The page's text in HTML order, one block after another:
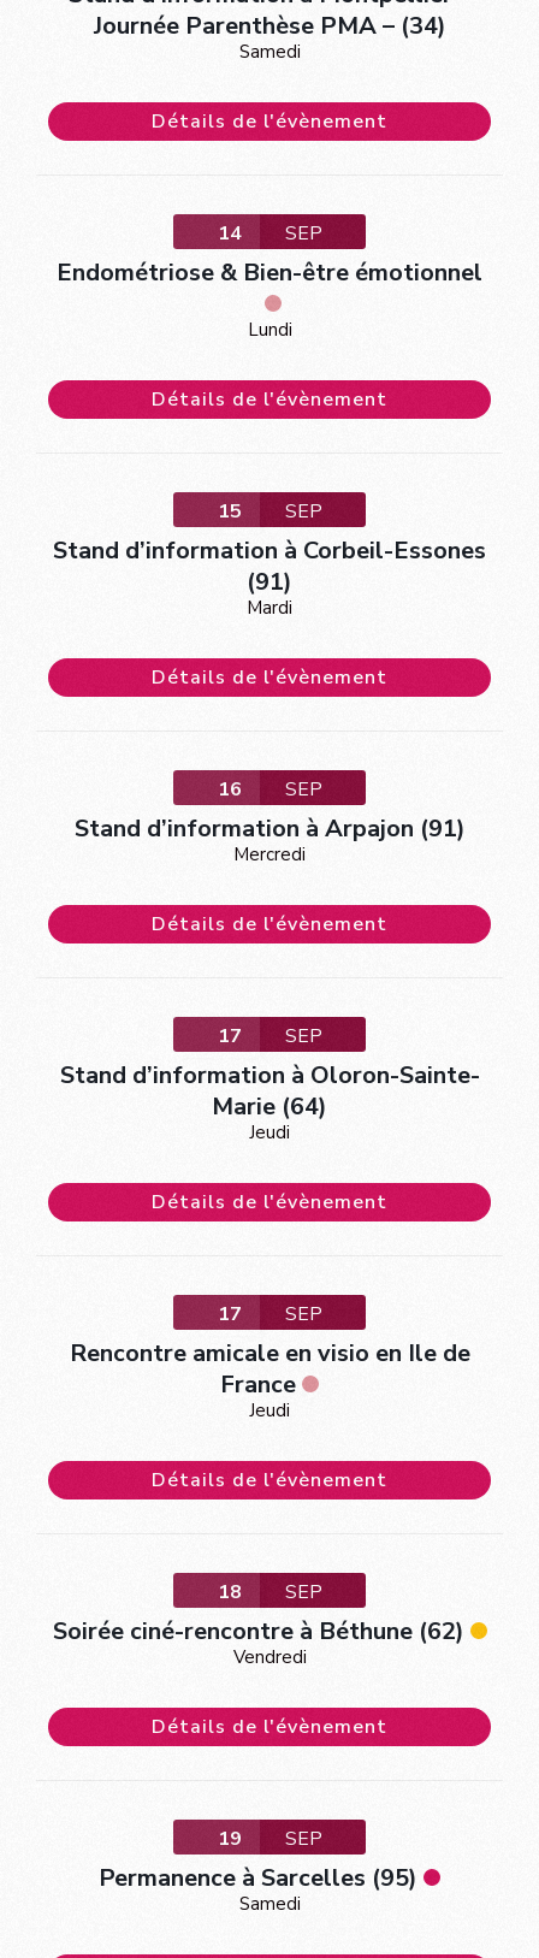
Journée Parenthèse PMA – (34)
Samedi
Détails de l'évènement
14 SEP
Endométriose & Bien-être émotionnel
Lundi
Détails de l'évènement
15 SEP
Stand d’information à Corbeil-Essones
(91)
Mardi
Détails de l'évènement
16 SEP
Stand d’information à Arpajon (91)
Mercredi
Détails de l'évènement
17 SEP
Stand d’information à Oloron-Sainte-
Marie (64)
Jeudi
Détails de l'évènement
17 SEP
Rencontre amicale en visio en Ile de
France
Jeudi
Détails de l'évènement
18 SEP
Soirée ciné-rencontre à Béthune (62)
Vendredi
Détails de l'évènement
19 SEP
Permanence à Sarcelles (95)
Samedi